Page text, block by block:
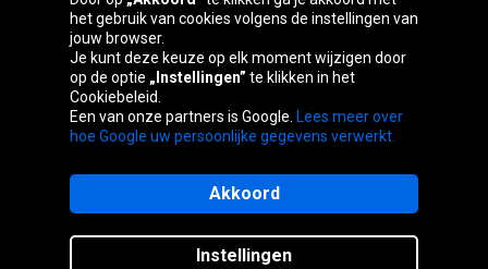
España France Italia Magyarország
Österreich
republika
Kingdom
Sitemaps
het gebruik van cookies volgens de instellingen van
jouw browser.
Je kunt deze keuze op elk moment wijzigen door
op de optie „Instellingen” te klikken in het
Cookiebeleid.
Een van onze partners is Google. Lees meer over
hoe Google uw persoonlijke gegevens verwerkt.
Instellingen
Akkoord